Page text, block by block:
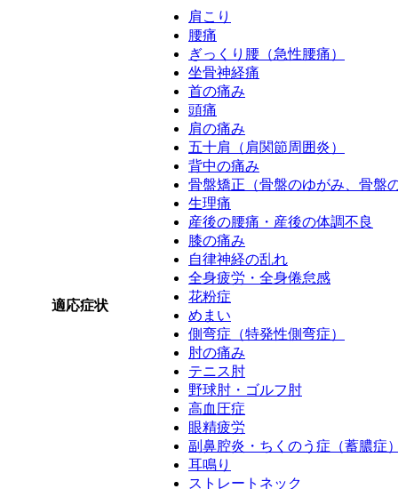
適応症状
肩こり
腰痛
ぎっくり腰（急性腰痛）
坐骨神経痛
首の痛み
頭痛
肩の痛み
五十肩（肩関節周囲炎）
背中の痛み
骨盤矯正（骨盤のゆがみ、骨盤
生理痛
産後の腰痛・産後の体調不良
膝の痛み
自律神経の乱れ
全身疲労・全身倦怠感
花粉症
めまい
側弯症（特発性側弯症）
肘の痛み
テニス肘
野球肘・ゴルフ肘
高血圧症
眼精疲労
副鼻腔炎・ちくのう症（蓄膿症
耳鳴り
ストレートネック